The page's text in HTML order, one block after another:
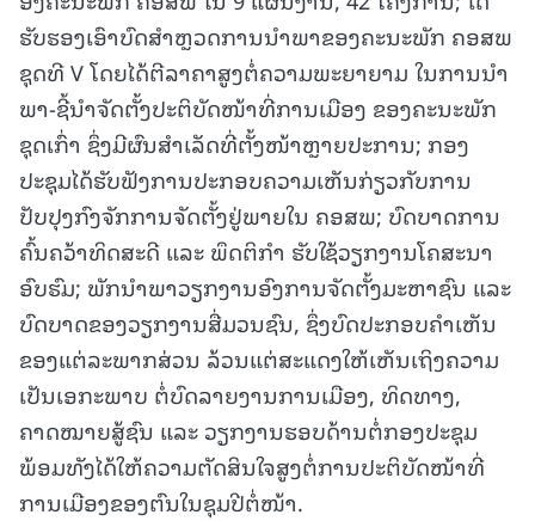
ຮັບຮອງເອົາບົດສໍາຫຼວດການນໍາພາຂອງຄະນະພັກ ຄອສພ
ຊຸດທີ V ໂດຍໄດ້ຕີລາຄາສູງຕໍ່ຄວາມພະຍາຍາມ ໃນການນໍາ
ພາ-ຊີ້ນໍາຈັດຕັ້ງປະຕິບັດໜ້າທີ່ການເມືອງ ຂອງຄະນະພັກ
ຊຸດເກົ່າ ຊຶ່ງມີຜົນສໍາເລັດທີ່ຕັ້ງໜ້າຫຼາຍປະການ; ກອງ
ປະຊຸມໄດ້ຮັບຟັງການປະກອບຄວາມເຫັນກ່ຽວກັບການ
ປັບປຸງກົງຈັກການຈັດຕັ້ງຢູ່ພາຍໃນ ຄອສພ; ບົດບາດການ
ຄົ້ນຄວ້າທິດສະດີ ແລະ ພຶດຕິກຳ ຮັບໃຊ້ວຽກງານໂຄສະນາ
ອົບຮົມ; ພັກນໍາພາວຽກງານອົງການຈັດຕັ້ງມະຫາຊົນ ແລະ
ບົດບາດຂອງວຽກງານສື່ມວນຊົນ, ຊຶ່ງບົດປະກອບຄຳເຫັນ
ຂອງແຕ່ລະພາກສ່ວນ ລ້ວນແຕ່ສະແດງໃຫ້ເຫັນເຖິງຄວາມ
ເປັນເອກະພາບ ຕໍ່ບົດລາຍງານການເມືອງ, ທິດທາງ,
ຄາດໝາຍສູ້ຊົນ ແລະ ວຽກງານຮອບດ້ານຕໍ່ກອງປະຊຸມ
ພ້ອມທັງໄດ້ໃຫ້ຄວາມຕັດສິນໃຈສູງຕໍ່ການປະຕິບັດໜ້າທີ່
ການເມືອງຂອງຕົນໃນຊຸມປີຕໍ່ໜ້າ.